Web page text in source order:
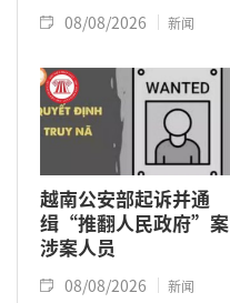
08/08/2026 新闻
越南公安部起诉并通
缉“推翻人民政府”案
涉案人员
08/08/2026 新闻